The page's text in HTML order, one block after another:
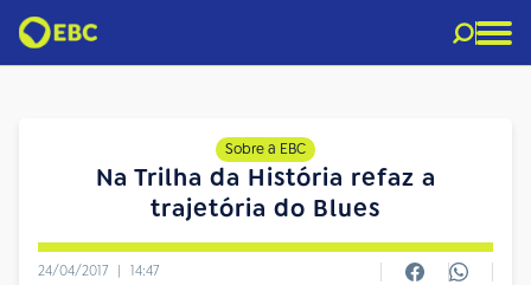
Sobre a EBC
Na Trilha da História refaz a
trajetória do Blues
24/04/2017 | 14:47